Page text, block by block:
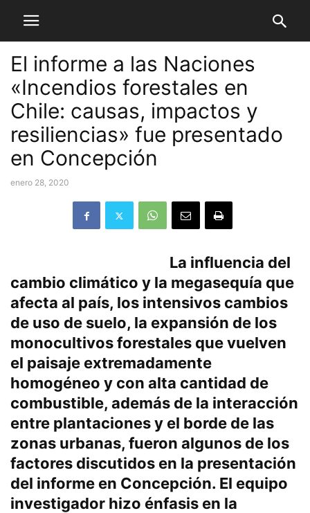
El informe a las Naciones
«Incendios forestales en
Chile: causas, impactos y
resiliencias» fue presentado
en Concepción
enero 28, 2020
La influencia del
cambio climático y la megasequía que
afecta al país, los intensivos cambios
de uso de suelo, la expansión de los
monocultivos forestales que vuelven
el paisaje extremadamente
homogéneo y con alta cantidad de
combustible, además de la interacción
entre plantaciones y el borde de las
zonas urbanas, fueron algunos de los
factores discutidos en la presentación
del informe en Concepción. El equipo
investigador hizo énfasis en la